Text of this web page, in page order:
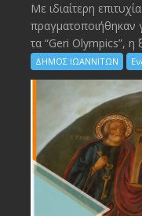
Με ιδιαίτερη
πραγματοποιήθηκαν
τα “Geri Olympics”, η
ΔΗΜΟΣ ΙΩΑΝΝΙΤΩΝ